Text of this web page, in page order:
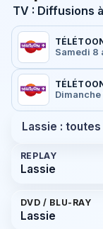
TV : Diffusions
Samedi 8
Dimanche
Lassie :
REPLAY
Lassie
DVD / BLU-RAY
Lassie